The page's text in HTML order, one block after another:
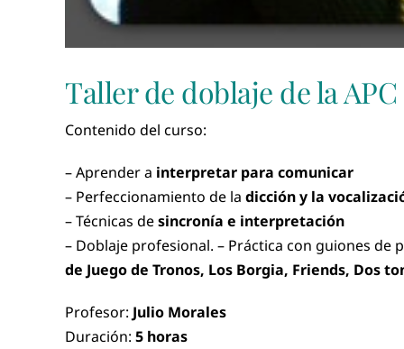
Taller de doblaje de la APC
Contenido del curso:
– Aprender a interpretar para comunicar
– Perfeccionamiento de la dicción y la
– Técnicas desincronía e interpretación
– Doblaje profesional. – Práctica con guiones de
de Juego de Tronos, Los Borgia, Friends, Dos
Profesor: Julio Morales
Duración: 5 horas